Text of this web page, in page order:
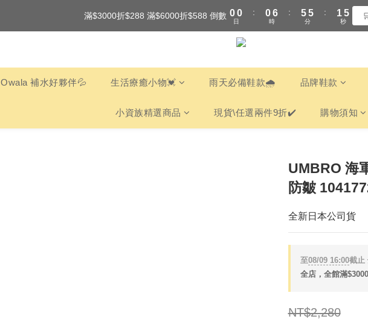
全館滿$3000享『超商』免運費
滿$3000折$288 滿$6000折$588 倒數 00
日
:
06
5
2
1
時
:
5
4
1
0
5
4
1
0
分
:
1
0
4
3
0
秒
全館滿$3000享『超商』免運費
Owala 補水好夥伴💦 生活療癒小物💓 雨天必備鞋款🌧️ 品牌鞋款
小資族精選商品 現貨\任選兩件9折✔️ 購物須知
UMBRO 海
防皺
全新日本公司貨
至08/09 16:00截止
全店，全館滿
NT$2,280